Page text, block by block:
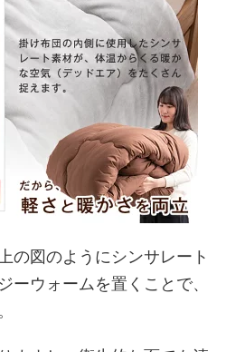
図のようにシンサレート
ーウォームを置くことで、